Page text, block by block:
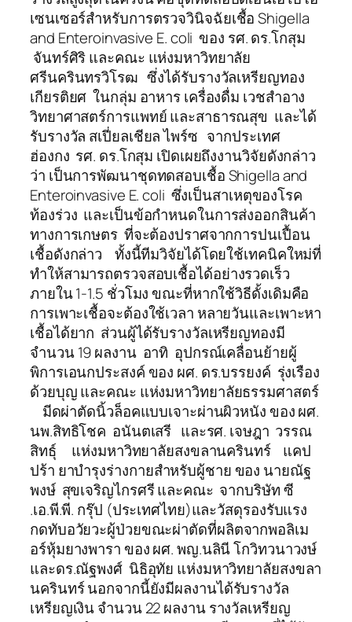
เซนเซอร์สำหรับการตรวจวินิจฉัยเชื้อ Shigella
and Enteroinvasive E. coli ของ รศ. ดร.โกสุม
จันทร์ศิริ และคณะ แห่งมหาวิทยาลัย
ศรีนครินทรวิโรฒ ซึ่งได้รับรางวัลเหรียญทอง
เกียรติยศ ในกลุ่ม อาหาร เครื่องดื่ม เวชสำอาง
วิทยาศาสตร์การแพทย์ และสาธารณสุข และได้
รับรางวัล สเปี่ยลเชียล ไพร์ซ จากประเทศ
ฮ่องกง รศ. ดร.โกสุม เปิดเผยถึงงานวิจัยดังกล่าว
ว่า เป็นการพัฒนาชุดทดสอบเชื้อ Shigella and
Enteroinvasive E. coli ซึ่งเป็นสาเหตุของโรค
ท้องร่วง และเป็นข้อกำหนดในการส่งออกสินค้า
ทางการเกษตร ที่จะต้องปราศจากการปนเปื้อน
เชื้อดังกล่าว ทั้งนี้ทีมวิจัยได้โดยใช้เทคนิคใหม่ที่
ทำให้สามารถตรวจสอบเชื้อได้อย่างรวดเร็ว
ภายใน 1-1.5 ชั่วโมง ขณะที่หากใช้วิธีดั้งเดิมคือ
การเพาะเชื้อจะต้องใช้เวลา หลายวันและเพาะหา
เชื้อได้ยาก ส่วนผู้ได้รับรางวัลเหรียญทองมี
จำนวน 19 ผลงาน อาทิ อุปกรณ์เคลื่อนย้ายผู้
พิการเอนกประสงค์ ของ ผศ. ดร.บรรยงค์ รุ่งเรือง
ด้วยบุญ และคณะ แห่งมหาวิทยาลัยธรรมศาสตร์
มีดผ่าตัดนิ้วล็อคแบบเจาะผ่านผิวหนัง ของ ผศ.
นพ.สิทธิโชค อนันตเสรี และรศ. เจษฎา วรรณ
สิทธุ์ แห่งมหาวิทยาลัยสงขลานครินทร์ แคป
ปร้า ยาบำรุงร่างกายสำหรับผู้ชาย ของ นายณัฐ
พงษ์ สุขเจริญไกรศรี และคณะ จากบริษัท ซี
.เอ.พี.พี. กรุ๊ป (ประเทศไทย)และวัสดุรองรับแรง
กดทับอวัยวะผู้ป่วยขณะผ่าตัดที่ผลิตจากพอลิเม
อร์หุ้มยางพารา ของ ผศ. พญ.นลินี โกวิทวนาวงษ์
และดร.ณัฐพงศ์ นิธิอุทัย แห่งมหาวิทยาลัยสงขลา
นครินทร์ นอกจากนี้ยังมีผลงานได้รับรางวัล
เหรียญเงิน จำนวน 22 ผลงาน รางวัลเหรียญ